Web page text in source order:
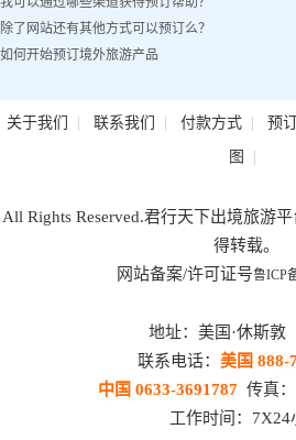
除了网站还有其他方式可以预订么？
如何开始预订境外旅游产品
关于我们 | 联系我们 | 付款方式| 预
图 |
All Rights Reserved.君行天下出境旅游
得转载。
网站备案/许可证号鲁ICP
地址：美国·休斯敦
联系电话： 美国 888-
中国 0633-3691787 传真
工作时间：7X24